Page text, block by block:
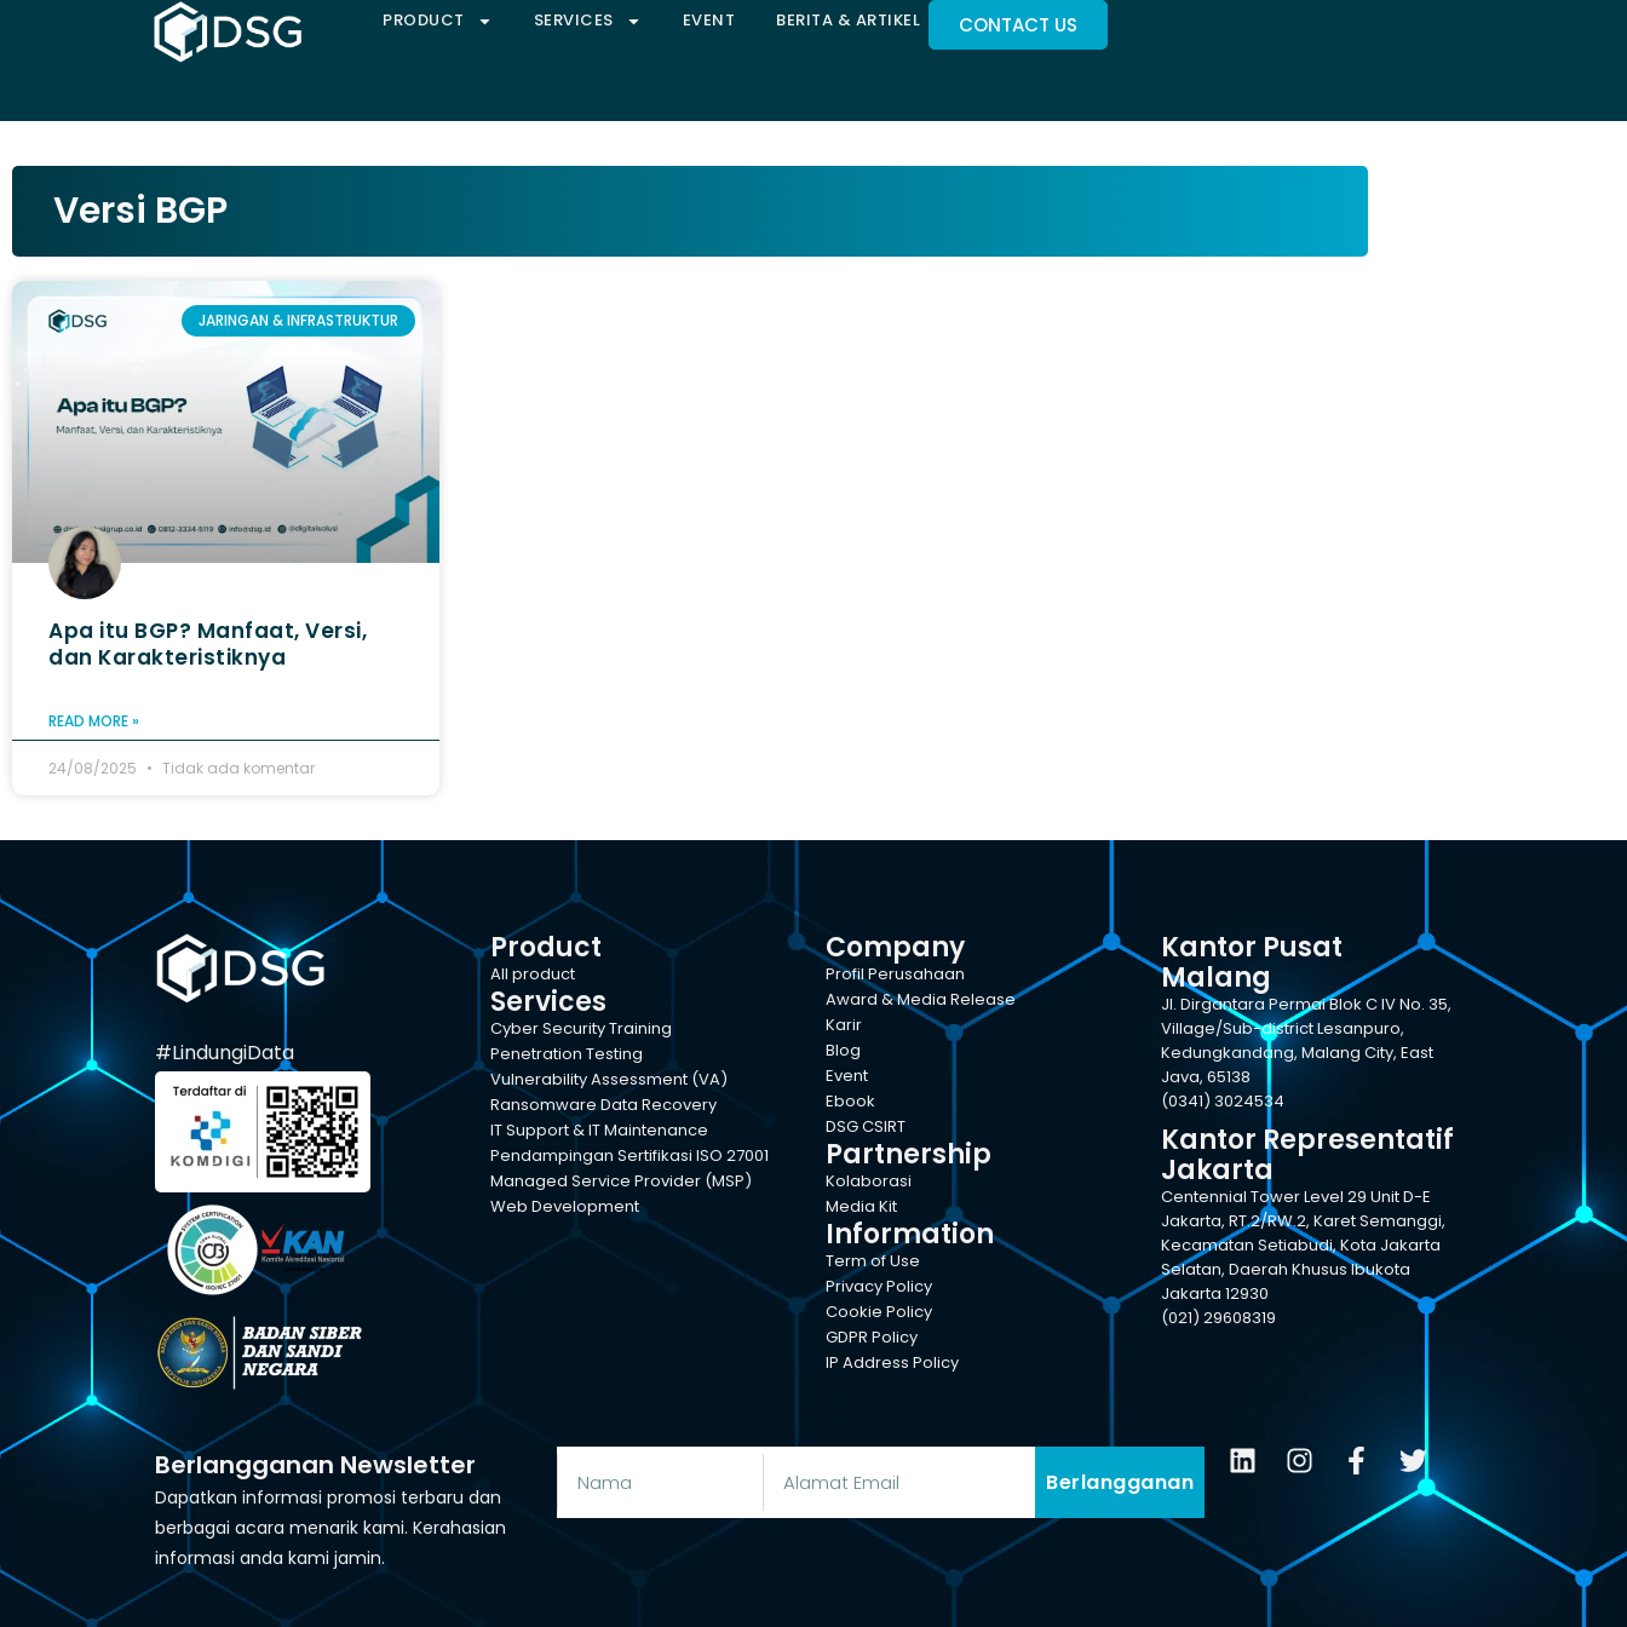
PRODUCT SERVICES EVENT BERITA & ARTIKEL CONTACT US
Versi BGP
JARINGAN & INFRASTRUKTUR
Apa itu BGP? Manfaat, Versi,
dan Karakteristiknya
READ MORE »
24/08/2025 Tidak ada komentar
#LindungiData
Product
All product
Services
Cyber Security Training
Penetration Testing
Vulnerability Assessment (VA)
Ransomware Data Recovery
IT Support & IT Maintenance
Pendampingan Sertifikasi ISO 27001
Managed Service Provider (MSP)
Web Development
Company
Profil Perusahaan
Award & Media Release
Karir
Blog
Event
Ebook
DSG CSIRT
Partnership
Kolaborasi
Media Kit
Information
Term of Use
Privacy Policy
Cookie Policy
GDPR Policy
IP Address Policy
Kantor Pusat
Malang
Jl. Dirgantara Permai Blok C IV No. 35,
Village/Sub-district Lesanpuro,
Kedungkandang, Malang City, East
Java, 65138
(0341) 3024534
Kantor Representatif
Jakarta
Centennial Tower Level 29 Unit D-E
Jakarta, RT.2/RW.2, Karet Semanggi,
Kecamatan Setiabudi, Kota Jakarta
Selatan, Daerah Khusus Ibukota
Jakarta 12930
(021) 29608319
Berlangganan Newsletter
Dapatkan informasi promosi terbaru dan
berbagai acara menarik kami. Kerahasian
informasi anda kami jamin.
Berlangganan